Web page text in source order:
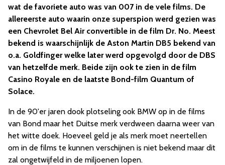
wat de favoriete auto was van 007 in de vele films. De
allereerste auto waarin onze superspion werd gezien was
een Chevrolet Bel Air convertible in de film Dr. No. Meest
bekend is waarschijnlijk de Aston Martin DB5 bekend van
o.a. Goldfinger welke later werd opgevolgd door de DBS
van hetzelfde merk. Beide zijn ook te zien in de film
Casino Royale en de laatste Bond-film Quantum of
Solace.
In de 90'er jaren dook plotseling ook BMW op in de films
van Bond maar het Duitse merk verdween daarna weer van
het witte doek. Hoeveel geld je als merk moet neertellen
om in de films te kunnen verschijnen is niet bekend maar dit
zal ongetwijfeld in de miljoenen lopen.